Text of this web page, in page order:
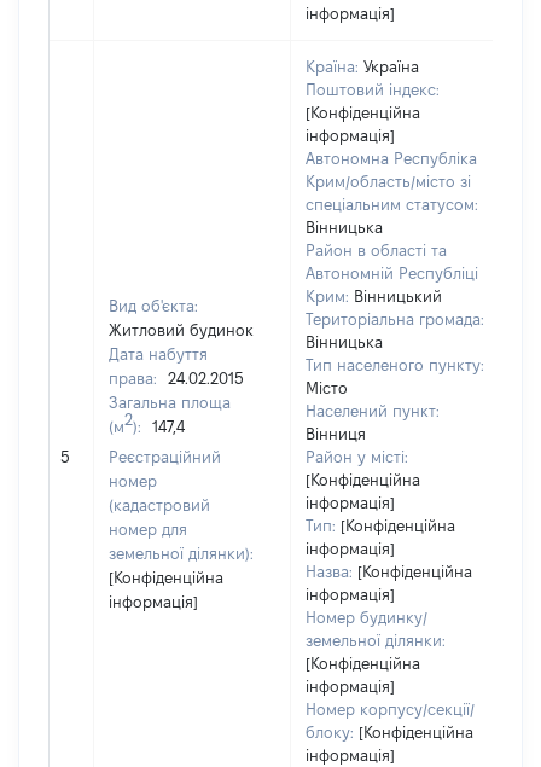
інформація]
5
Вид об'єкта:
Житловий будинок
Дата набуття
права:
24.02.2015
Загальна площа
(м2):
147,4
Реєстраційний
номер
(кадастровий
номер для
земельної ділянки):
[Конфіденційна
інформація]
Країна: Україна
Поштовий індекс:
[Конфіденційна
інформація]
Автономна Республіка
Крим/область/місто зі
спеціальним статусом:
Вінницька
Район в області та
Автономній Республіці
Крим: Вінницький
Територіальна громада:
Вінницька
Тип населеного пункту:
Місто
Населений пункт:
Вінниця
Район у місті:
[Конфіденційна
інформація]
Тип: [Конфіденційна
інформація]
Назва: [Конфіденційна
інформація]
Номер будинку/
земельної ділянки:
[Конфіденційна
інформація]
Номер корпусу/секції/
блоку: [Конфіденційна
інформація]